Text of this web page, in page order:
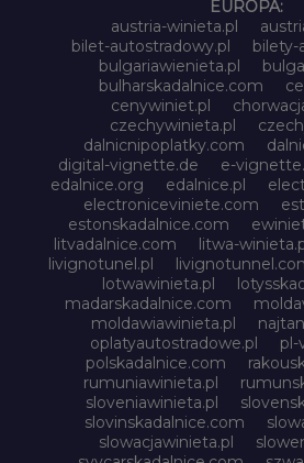
EUROPA:
austria-winieta.pl
bilet-autostradowy.pl
bilety-
bulgariawienieta.pl
bulharskadalnice.com
cenywiniet.pl
czechywinieta.pl
dalnicnipoplatky.com
digital-vignette.de
e-
edalnice.org
edalnice.pl
electroniceviniete.com
estonskadalnice.com
litvadalnice.com
litwa-
livignotunel.pl
lotwawinieta.pl
madarskadalnice.com
moldawiawinieta.pl
oplatyautostradowe.pl
polskadalnice.com
rumuniawinieta.pl
sloveniawinieta.pl
slovinskadalnice.com
slowacjawinieta.pl